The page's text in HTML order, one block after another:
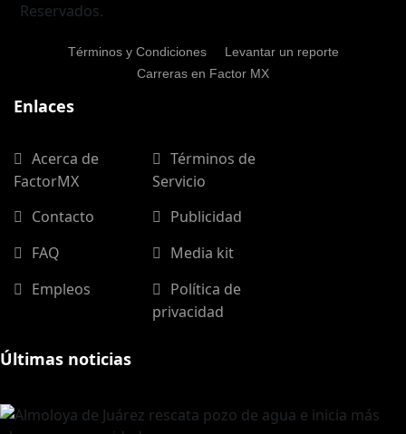
Reservados.
Términos y Condiciones
Levantar un reporte
Carreras en Factor MX
Enlaces
Acerca de
FactorMX
Términos de
Servicio
Contacto
Publicidad
FAQ
Media kit
Empleos
Política de
privacidad
Últimas noticias